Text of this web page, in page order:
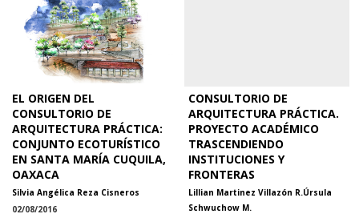
EL ORIGEN DEL
CONSULTORIO DE
ARQUITECTURA PRÁCTICA:
CONJUNTO ECOTURÍSTICO
EN SANTA MARÍA CUQUILA,
OAXACA
Silvia Angélica Reza Cisneros
02/08/2016
CONSULTORIO DE
ARQUITECTURA PRÁCTICA.
PROYECTO ACADÉMICO
TRASCENDIENDO
INSTITUCIONES Y
FRONTERAS
Lillian Martinez Villazón R.Úrsula
Schwuchow M.